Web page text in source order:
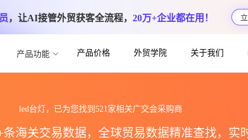
，让AI接管外贸获客全流程， 20万+企业都在用！
产品功能 产品价格 外贸学院 关于我们
led台灯，已为您找到521家相关广交会采购商
条海关交易数据，全球贸易数据精准查找，实